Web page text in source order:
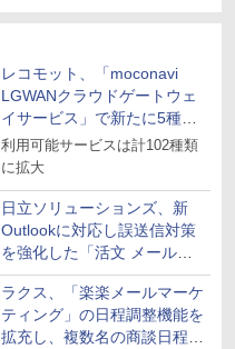
レコモット、「moconavi
LGWANクラウドゲートウェ
イサービス」で新たに5種類
のサービスと連携開始
利用可能サービスは計102種類
に拡大
日立ソリューションズ、新
Outlookに対応し誤送信対策
を強化した「活文 メール誤
送信防止アドインサービス」
を提供
ラクス、「楽楽メールマーケ
ティング」の日程調整機能を
拡充し、複数名の商談日程調